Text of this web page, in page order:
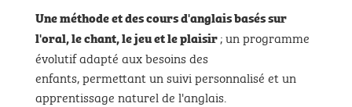
Une méthode et des cours d'anglais basés sur
l'oral, le chant, le jeu et le plaisir; un programme
évolutif adapté aux besoins des
enfants, permettant un suivi personnalisé et un
apprentissage naturel de l'anglais.